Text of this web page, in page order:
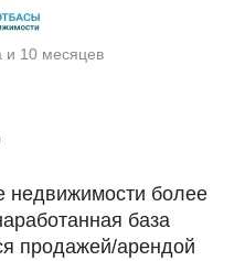
и 10 месяцев
недвижимости более
база
продажей/арендой